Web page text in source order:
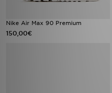
Nike Air Max 90 Premium
150,00€